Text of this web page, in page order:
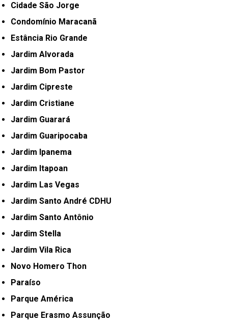
Cidade São Jorge
Condomínio Maracanã
Estância Rio Grande
Jardim Alvorada
Jardim Bom Pastor
Jardim Cipreste
Jardim Cristiane
Jardim Guarará
Jardim Guaripocaba
Jardim Ipanema
Jardim Itapoan
Jardim Las Vegas
Jardim Santo André CDHU
Jardim Santo Antônio
Jardim Stella
Jardim Vila Rica
Novo Homero Thon
Paraíso
Parque América
Parque Erasmo Assunção